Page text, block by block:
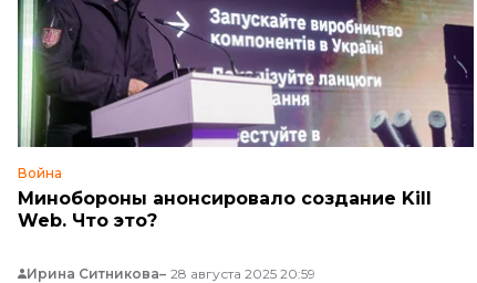
Война
Минобороны анонсировало создание Kill
Web. Что это?
Ирина Ситникова 28 августа 2025 20:59